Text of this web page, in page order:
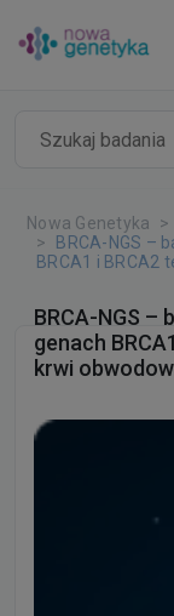
Nowa Genetyka
BRCA-NGS –
BRCA1 i BRCA2
BRCA-NGS –
genach
krwi